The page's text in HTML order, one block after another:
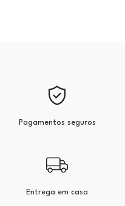
Pagamentos seguros
Entrega em casa